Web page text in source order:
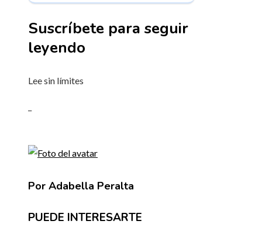
Suscríbete para seguir
leyendo
Lee sin límites
Por Adabella Peralta
PUEDE INTERESARTE